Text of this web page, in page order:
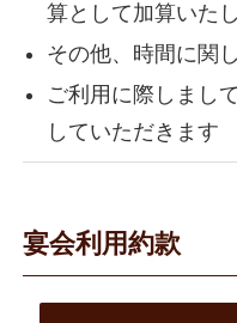
算として加算いた
その他、時間に関
ご利用に際しまし
していただきます
宴会利用約款